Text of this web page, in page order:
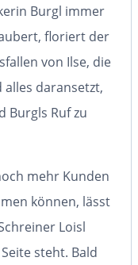
Burgl immer
floriert der
von Ilse, die
daransetzt,
Burgls Ruf zu
mehr Kunden
können, lässt
Loisl
steht. Bald